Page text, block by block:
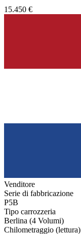
15.450 €
Venditore
Serie di fabbricazione
P5B
Tipo carrozzeria
Berlina (4 Volumi)
Chilometraggio (lettura)